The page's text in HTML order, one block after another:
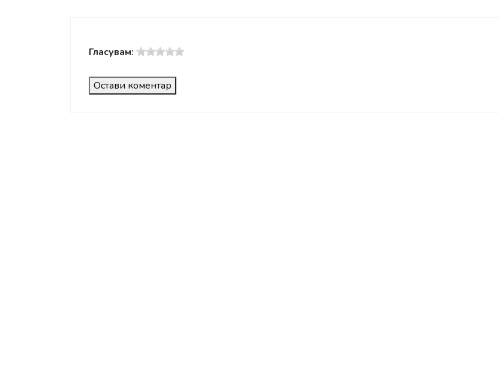
Гласувам:
Остави коментар